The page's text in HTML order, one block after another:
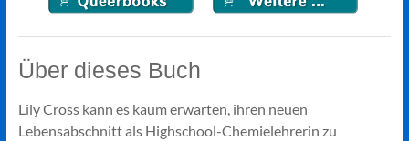
Über dieses Buch
Lily Cross kann es kaum erwarten, ihren neuen
Lebensabschnitt als Highschool-Chemielehrerin zu